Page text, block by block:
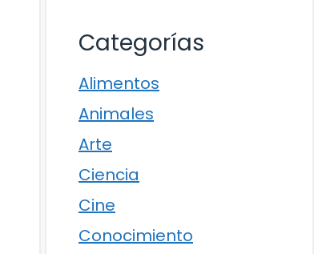
Categorías
Alimentos
Animales
Arte
Ciencia
Cine
Conocimiento